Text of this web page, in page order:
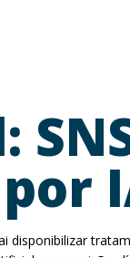
disponibilizar